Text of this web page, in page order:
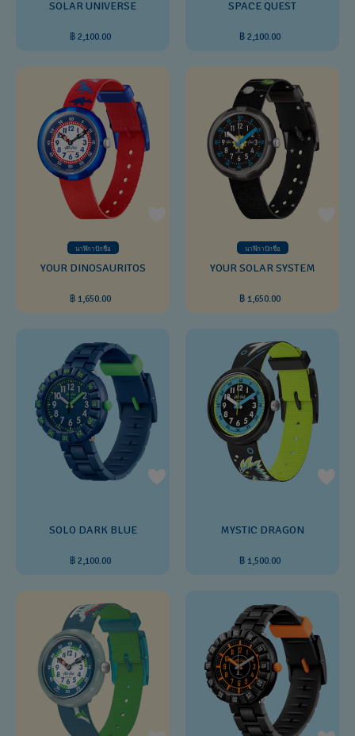
SOLAR UNIVERSE
฿ 2,100.00
SPACE QUEST
฿ 2,100.00
นาฬิกาปักชื่อ
YOUR DINOSAURITOS
฿ 1,650.00
นาฬิกาปักชื่อ
YOUR SOLAR SYSTEM
฿ 1,650.00
SOLO DARK BLUE
฿ 2,100.00
MYSTIC DRAGON
฿ 1,500.00